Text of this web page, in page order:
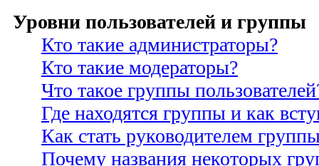
Уровни пользователей и группы
Кто такие администраторы?
Кто такие модераторы?
Что такое группы
Где находятся группы и как
Как стать руководителем
Почему названия некоторых